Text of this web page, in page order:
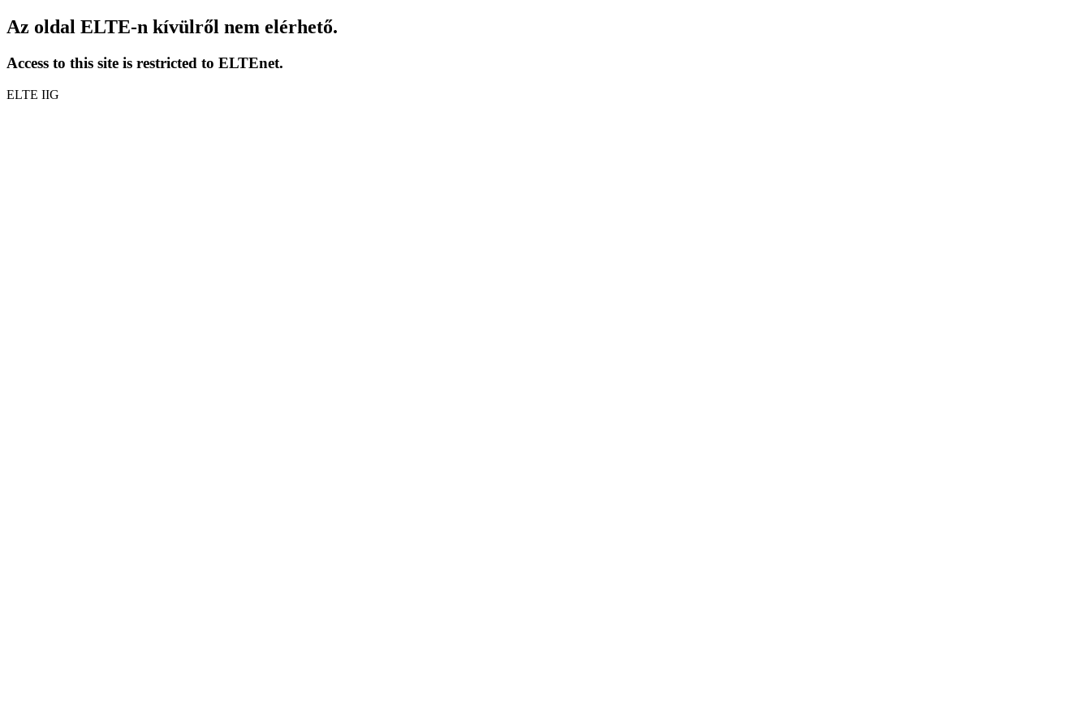
Az oldal ELTE-n kívülről nem elérhető.
Access to this site is restricted to ELTEnet.
ELTE IIG